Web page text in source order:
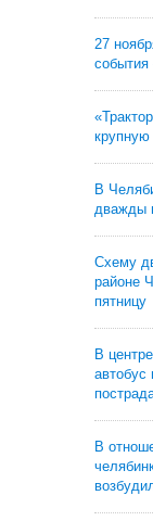
27
события
В
дважды
Схему
районе
пятницу
В
автобус
В